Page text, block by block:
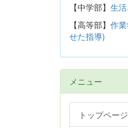
【中学部】 生
【高等部】 作
せた指導)
メニュー
トップページ